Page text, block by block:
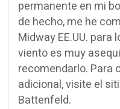
permanente en mi
de hecho, me he
Midway EE.UU. para
viento es muy
recomendarlo. Para
adicional, visite el
Battenfeld.